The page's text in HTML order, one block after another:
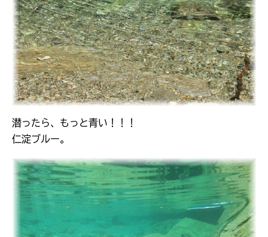
潜ったら、もっと青い！！！
仁淀ブルー。